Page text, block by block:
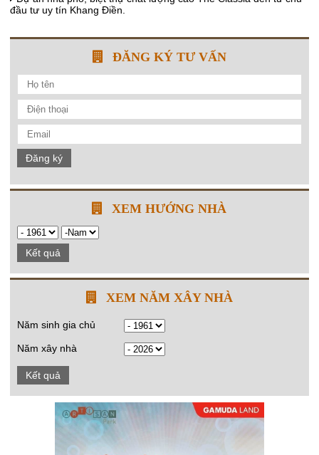
đầu tư uy tín Khang Điền.
ĐĂNG KÝ TƯ VẤN
Đăng ký
XEM HƯỚNG NHÀ
Kết quả
XEM NĂM XÂY NHÀ
Năm sinh gia chủ
Năm xây nhà
Kết quả